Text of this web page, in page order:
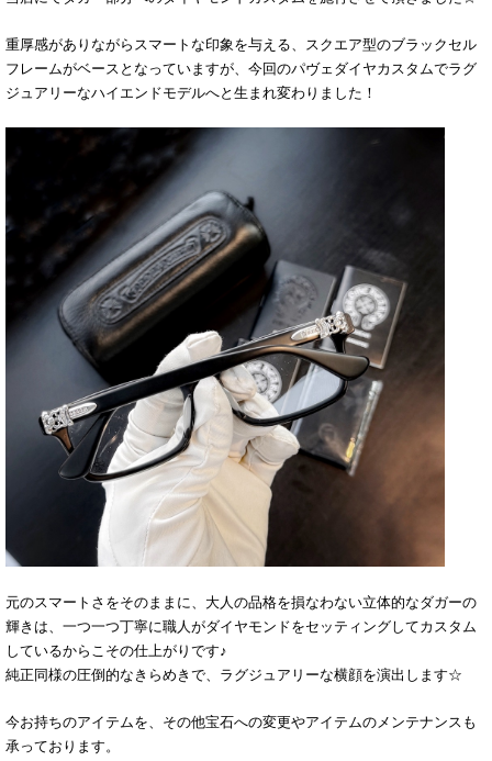
重厚感がありながらスマートな印象を与える、スクエア型のブラックセル
フレームがベースとなっていますが、今回のパヴェダイヤカスタムでラグ
ジュアリーなハイエンドモデルへと生まれ変わりました！
元のスマートさをそのままに、大人の品格を損なわない立体的なダガーの
輝きは、一つ一つ丁寧に職人がダイヤモンドをセッティングしてカスタム
しているからこその仕上がりです♪
純正同様の圧倒的なきらめきで、ラグジュアリーな横顔を演出します☆
今お持ちのアイテムを、その他宝石への変更やアイテムのメンテナンスも
承っております。